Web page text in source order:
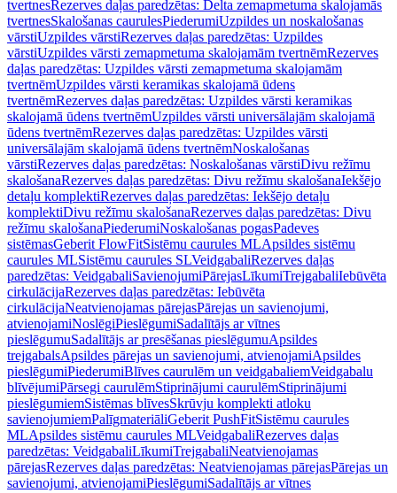
tvertnesRezerves daļas paredzētas: Delta zemapmetuma skalojamās
tvertnesSkalošanas caurulesPiederumiUzpildes un noskalošanas
vārstiUzpildes vārstiRezerves daļas paredzētas: Uzpildes
vārstiUzpildes vārsti zemapmetuma skalojamām tvertnēmRezerves
daļas paredzētas: Uzpildes vārsti zemapmetuma skalojamām
tvertnēmUzpildes vārsti keramikas skalojamā ūdens
tvertnēmRezerves daļas paredzētas: Uzpildes vārsti keramikas
skalojamā ūdens tvertnēmUzpildes vārsti universālajām skalojamā
ūdens tvertnēmRezerves daļas paredzētas: Uzpildes vārsti
universālajām skalojamā ūdens tvertnēmNoskalošanas
vārstiRezerves daļas paredzētas: Noskalošanas vārstiDivu režīmu
skalošanaRezerves daļas paredzētas: Divu režīmu skalošanaIekšējo
detaļu komplektiRezerves daļas paredzētas: Iekšējo detaļu
komplektiDivu režīmu skalošanaRezerves daļas paredzētas: Divu
režīmu skalošanaPiederumiNoskalošanas pogasPadeves
sistēmasGeberit FlowFitSistēmu caurules MLApsildes sistēmu
caurules MLSistēmu caurules SLVeidgabaliRezerves daļas
paredzētas: VeidgabaliSavienojumiPārejasLīkumiTrejgabaliIebūvēta
cirkulācijaRezerves daļas paredzētas: Iebūvēta
cirkulācijaNeatvienojamas pārejasPārejas un savienojumi,
atvienojamiNoslēgiPieslēgumiSadalītājs ar vītnes
pieslēgumuSadalītājs ar presēšanas pieslēgumuApsildes
trejgabalsApsildes pārejas un savienojumi, atvienojamiApsildes
pieslēgumiPiederumiBlīves caurulēm un veidgabaliemVeidgabalu
blīvējumiPārsegi caurulēmStiprinājumi caurulēmStiprinājumi
pieslēgumiemSistēmas blīvesSkrūvju komplekti atloku
savienojumiemPalīgmateriāliGeberit PushFitSistēmu caurules
MLApsildes sistēmu caurules MLVeidgabaliRezerves daļas
paredzētas: VeidgabaliLīkumiTrejgabaliNeatvienojamas
pārejasRezerves daļas paredzētas: Neatvienojamas pārejasPārejas un
savienojumi, atvienojamiPieslēgumiSadalītājs ar vītnes